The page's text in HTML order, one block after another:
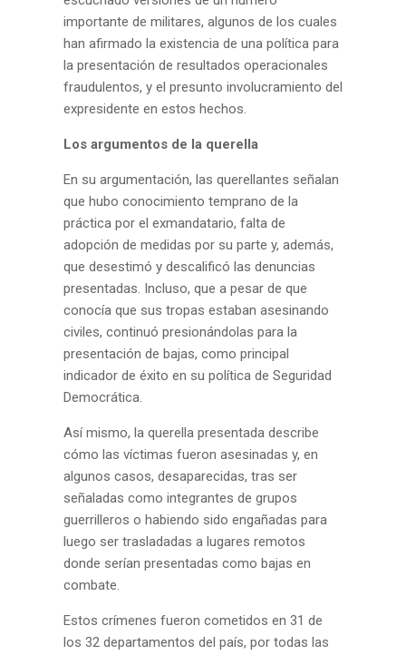
importante de militares, algunos de los cuales
han afirmado la existencia de una política para
la presentación de resultados operacionales
fraudulentos, y el presunto involucramiento del
expresidente en estos hechos.
Los argumentos de la querella
En su argumentación, las querellantes señalan
que hubo conocimiento temprano de la
práctica por el exmandatario, falta de
adopción de medidas por su parte y, además,
que desestimó y descalificó las denuncias
presentadas. Incluso, que a pesar de que
conocía que sus tropas estaban asesinando
civiles, continuó presionándolas para la
presentación de bajas, como principal
indicador de éxito en su política de Seguridad
Democrática.
Así mismo, la querella presentada describe
cómo las víctimas fueron asesinadas y, en
algunos casos, desaparecidas, tras ser
señaladas como integrantes de grupos
guerrilleros o habiendo sido engañadas para
luego ser trasladadas a lugares remotos
donde serían presentadas como bajas en
combate.
Estos crímenes fueron cometidos en 31 de
los 32 departamentos del país, por todas las